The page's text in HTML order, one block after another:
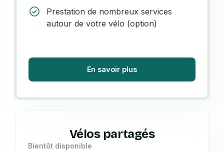
Prestation de nombreux services
autour de votre vélo (option)
En savoir plus
Vélos partagés
Bientôt disponible